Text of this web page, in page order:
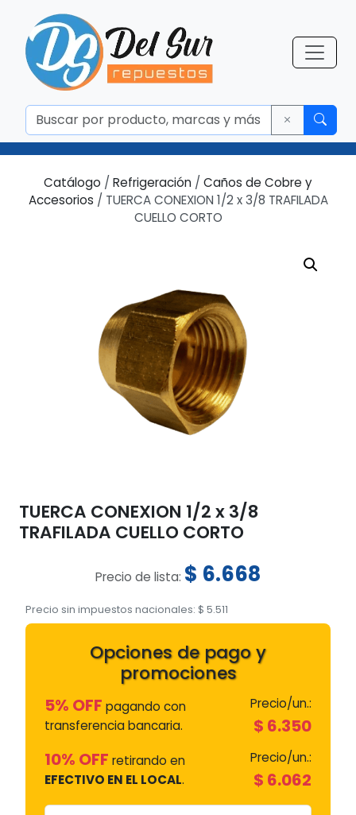
Catálogo / Refrigeración / Caños de Cobre y
Accesorios / TUERCA CONEXION 1/2 x 3/8 TRAFILADA
CUELLO CORTO
TUERCA CONEXION 1/2 x 3/8
TRAFILADA CUELLO CORTO
Precio de lista: $ 6.668
Precio sin impuestos nacionales: $ 5.511
Opciones de pago y
promociones
5% OFF pagando con
transferencia bancaria.
Precio/un.:
$ 6.350
10% OFF retirando en
EFECTIVO EN EL LOCAL.
Precio/un.:
$ 6.062